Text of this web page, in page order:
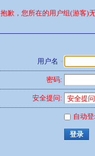
抱歉，您所在的用户组(游客)
用户名
密码:
安全提问:
自动
登录